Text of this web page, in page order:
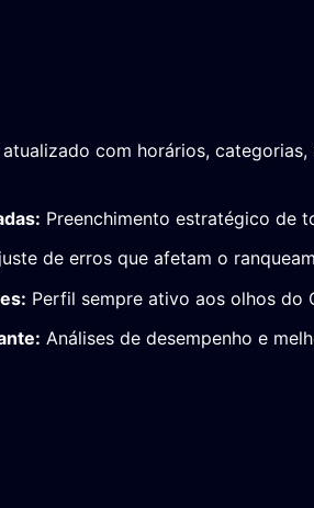
com horários,
Preenchimento estratégico de
de erros que afetam o
Perfil sempre ativo aos olhos do
Análises de desempenho e